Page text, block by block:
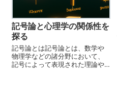
記号論と心理学の関係性を
探る
記号論とは記号論とは、数学や
物理学などの諸分野において、
記号によって表現された理論や